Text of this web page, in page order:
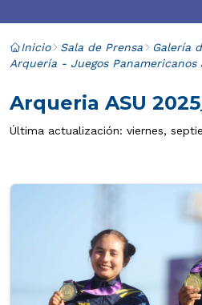
Inicio Sala de Prensa
Galería
Arquería - Juegos
Arqueria ASU
Última actualización: viernes,